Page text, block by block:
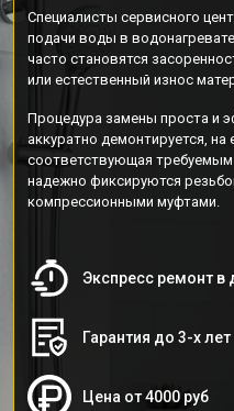
Специалисты сервисного
подачи воды в
часто становятся
или естественный износ
Процедура замены проста и
аккуратно демонтируется, на
соответствующая
надежно фиксируются
компрессионными муфтами.
Экспресс ремонт в
Гарантия до 3-х лет
Цена от 4000 руб